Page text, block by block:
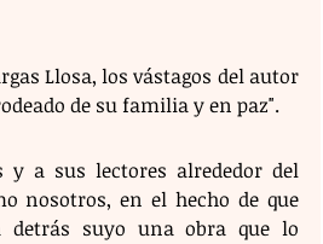
Llosa, los vástagos del autor
de su familia y en paz".
y a sus lectores alrededor del
nosotros, en el hecho de que
suyo una obra que lo